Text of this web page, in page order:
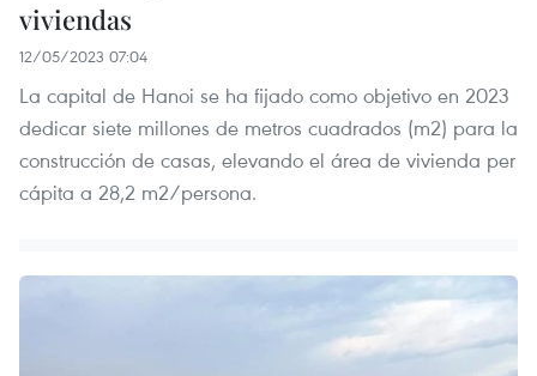
viviendas
12/05/2023 07:04
La capital de Hanoi se ha fijado como objetivo en 2023
dedicar siete millones de metros cuadrados (m2) para la
construcción de casas, elevando el área de vivienda per
cápita a 28,2 m2/persona.